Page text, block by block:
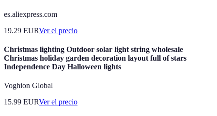
es.aliexpress.com
19.29 EURVer el precio
Christmas lighting Outdoor solar light string wholesale
Christmas holiday garden decoration layout full of stars
Independence Day Halloween lights
Voghion Global
15.99 EURVer el precio